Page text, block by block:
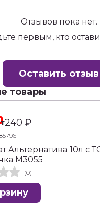
Отзывов пока нет.
первым, кто
Оставить отзыв
товары
240₽
Альтернатива 10л с
М3055
(0)